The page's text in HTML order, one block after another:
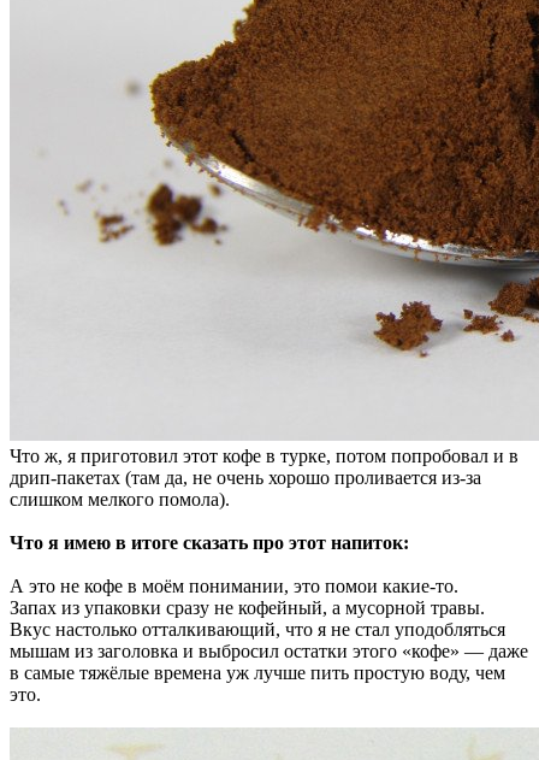
Что ж, я приготовил этот кофе в турке, потом попробовал и в
дрип-пакетах (там да, не очень хорошо проливается из-за
слишком мелкого помола).
Что я имею в итоге сказать про этот напиток:
А это не кофе в моём понимании, это помои какие-то.
Запах из упаковки сразу не кофейный, а мусорной травы.
Вкус настолько отталкивающий, что я не стал уподобляться
мышам из заголовка и выбросил остатки этого «кофе» — даже
в самые тяжёлые времена уж лучше пить простую воду, чем
это.